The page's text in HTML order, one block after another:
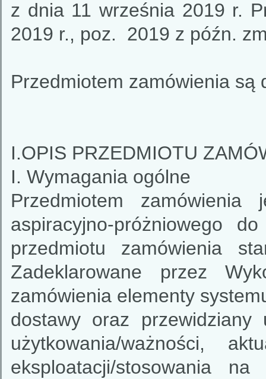
z dnia 11 września 2019 r.
2019 r., poz. 2019 z późn.
Przedmiotem zamówienia są
I.OPIS PRZEDMIOTU
I. Wymagania ogólne
Przedmiotem zamówienia
aspiracyjno-próżniowego
przedmiotu zamówienia
Zadeklarowane przez
zamówienia elementy
dostawy oraz
użytkowania/ważności,
eksploatacji/stosowania